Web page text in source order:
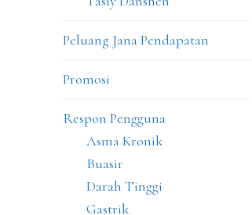
Peluang Jana Pendapatan
Promosi
Respon Pengguna
Asma Kronik
Buasir
Darah Tinggi
Gastrik